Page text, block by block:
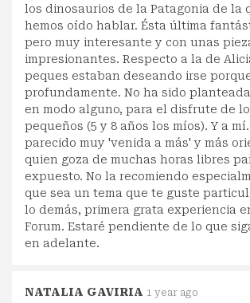
los dinosaurios de la Patagonia de la
hemos oído hablar. Ésta última
pero muy interesante y con unas
impresionantes. Respecto a la de
peques estaban deseando irse
profundamente. No ha sido
en modo alguno, para el disfrute de
pequeños (5 y 8 años los míos). Y a
parecido muy 'venida a más' y más
quien goza de muchas horas libres
expuesto. No la recomiendo
que sea un tema que te guste
lo demás, primera grata experiencia
Forum. Estaré pendiente de lo que
en adelante.
NATALIA GAVIRIA 1 year ago